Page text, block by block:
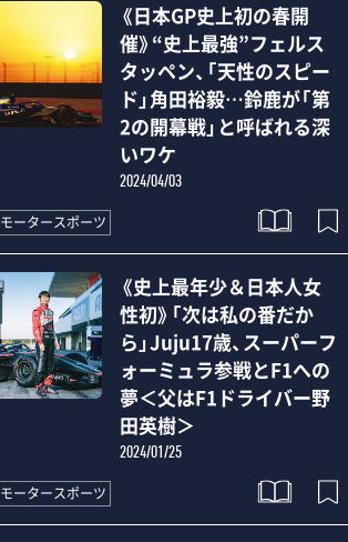
《日本GP史上初の春開
催》“史上最強”フェルス
タッペン、「天性のスピー
ド」角田裕毅…鈴鹿が「第
2の開幕戦」と呼ばれる深
いワケ
2024/04/03
モータースポーツ
《史上最年少＆日本人女
性初》「次は私の番だか
ら」Juju17歳、スーパーフ
ォーミュラ参戦とF1への
夢＜父はF1ドライバー野
田英樹＞
2024/01/25
モータースポーツ